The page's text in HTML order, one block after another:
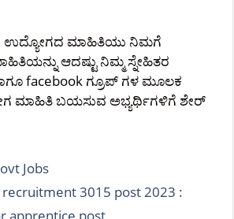
ಉದ್ಯೋಗದ ಮಾಹಿತಿಯು ನಿಮಗೆ
ಆದಷ್ಟು ನಿಮ್ಮ ಸ್ನೇಹಿತರ
facebook ಗ್ರೂಪ್ ಗಳ ಮೂಲಕ
ಮಾಹಿತಿ ಬಯಸುವ ಅಭ್ಯರ್ಥಿಗಳಿಗೆ ಶೇರ್
Jobs
3015 post 2023 :